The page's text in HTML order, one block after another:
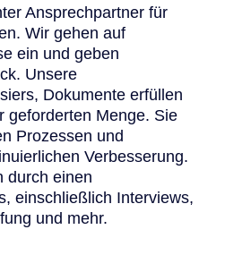
Ansprechpartner für
Wir gehen auf
ein und geben
Unsere
Dokumente erfüllen
geforderten Menge. Sie
Prozessen und
Verbesserung.
durch einen
einschließlich Interviews,
und mehr.